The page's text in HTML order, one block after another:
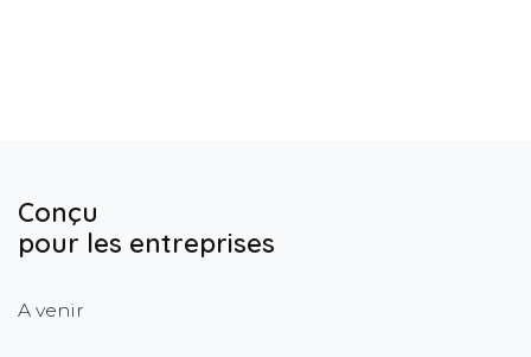
Conçu
pour les entreprises
A venir